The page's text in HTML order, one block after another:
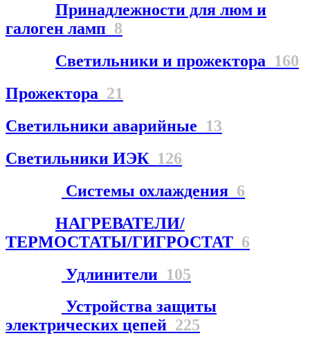
Принадлежности для люм и
галоген ламп 8
Светильники и прожектора 160
Прожектора 21
Светильники аварийные 13
Светильники ИЭК 126
Системы охлаждения 6
НАГРЕВАТЕЛИ/
ТЕРМОСТАТЫ/ГИГРОСТАТ 6
Удлинители 105
Устройства защиты
электрических цепей 225